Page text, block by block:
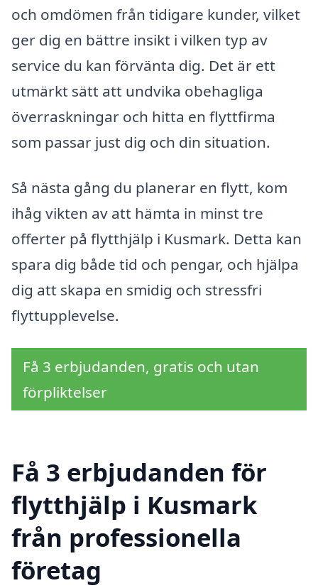
och omdömen från tidigare kunder, vilket
ger dig en bättre insikt i vilken typ av
service du kan förvänta dig. Det är ett
utmärkt sätt att undvika obehagliga
överraskningar och hitta en flyttfirma
som passar just dig och din situation.
Så nästa gång du planerar en flytt, kom
ihåg vikten av att hämta in minst tre
offerter på flytthjälp i Kusmark. Detta kan
spara dig både tid och pengar, och hjälpa
dig att skapa en smidig och stressfri
flyttupplevelse.
Få 3 erbjudanden, gratis och utan
förpliktelser
Få 3 erbjudanden för
flytthjälp i Kusmark
från professionella
företag